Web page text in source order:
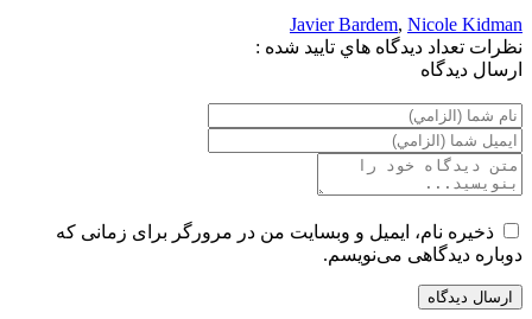
Javier Bardem, Nicole Kidman
نظرات تعداد ديدگاه هاي تاييد شده :
ارسال ديدگاه
ذخیره نام، ایمیل و وبسایت من در مرورگر برای زمانی که
دوباره دیدگاهی می‌نویسم.